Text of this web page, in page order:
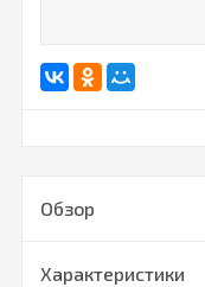
Обзор
Характеристики